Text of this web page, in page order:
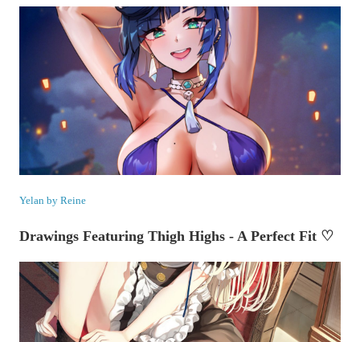
Yelan by Reine
Drawings Featuring Thigh Highs - A Perfect Fit ♡